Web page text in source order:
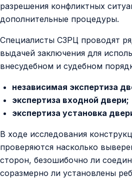
разрешения конфликтных
дополнительные процедуры.
Специалисты СЗРЦ проводят
выдачей заключения для
внесудебном и судебном
независимая экспертиза
экспертиза входной двери;
экспертиза установка
В ходе исследования
проверяются насколько
сторон, безошибочно ли
соразмерно ли установлены